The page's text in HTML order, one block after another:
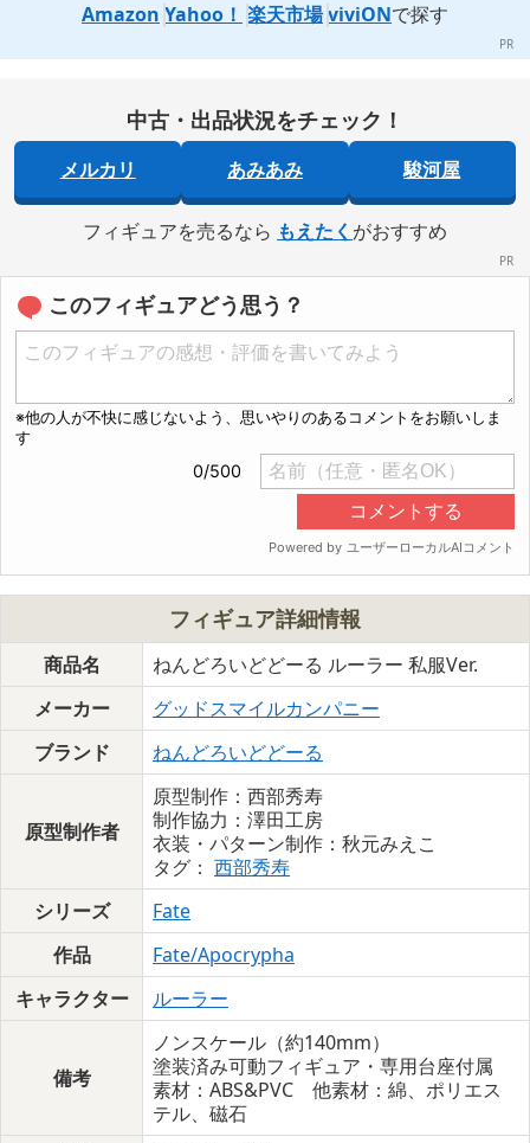
Amazon Yahoo！ 楽天市場 viviONで探す
中古・出品状況をチェック！
メルカリ あみあみ 駿河屋
フィギュアを売るなら もえたく がおすすめ
このフィギュアどう思う？
フィギュア詳細情報
商品名
ねんどろいどどーる ルーラー 私服Ver.
メーカー
グッドスマイルカンパニー
ブランド
ねんどろいどどーる
原型制作者
原型制作：西部秀寿
制作協力：澤田工房
衣装・パターン制作：秋元みえこ
タグ： 西部秀寿
シリーズ
Fate
作品
Fate/Apocrypha
キャラクター
ルーラー
備考
ノンスケール（約140mm）
塗装済み可動フィギュア・専用台座付属
素材：ABS&PVC 他素材：綿、ポリエス
テル、磁石